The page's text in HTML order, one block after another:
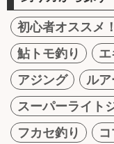
初心者オススメ！
鮎トモ釣り
アジング
ルア
スーパーライト
フカセ釣り